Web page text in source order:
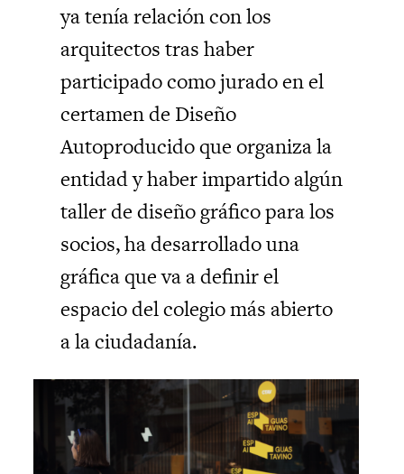
ya tenía relación con los
arquitectos tras haber
participado como jurado en el
certamen de Diseño
Autoproducido que organiza la
entidad y haber impartido algún
taller de diseño gráfico para los
socios, ha desarrollado una
gráfica que va a definir el
espacio del colegio más abierto
a la ciudadanía.